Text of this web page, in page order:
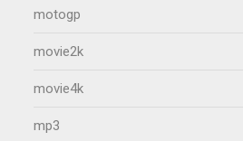
motogp
movie2k
movie4k
mp3